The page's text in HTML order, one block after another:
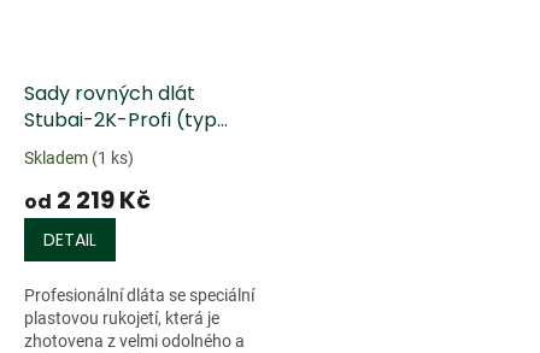
Sady rovných dlát
Stubai-2K-Profi (typ
3560) - plastová rukojeť
Skladem (1 ks)
od 2 219 Kč
DETAIL
Profesionální dláta se speciální
plastovou rukojetí, která je
zhotovena z velmi odolného a